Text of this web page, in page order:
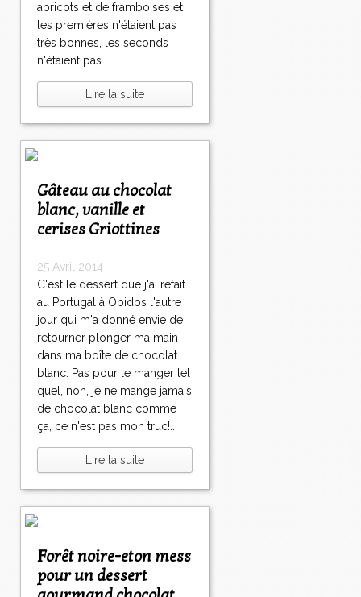
abricots et de framboises et
les premières n'étaient pas
très bonnes, les seconds
n'étaient pas...
Lire la suite
Gâteau au chocolat
blanc, vanille et
cerises Griottines
25 Avril 2014
C'est le dessert que j'ai refait
au Portugal à Obidos l'autre
jour qui m'a donné envie de
retourner plonger ma main
dans ma boîte de chocolat
blanc. Pas pour le manger tel
quel, non, je ne mange jamais
de chocolat blanc comme
ça, ce n'est pas mon truc!...
Lire la suite
Forêt noire-eton mess
pour un dessert